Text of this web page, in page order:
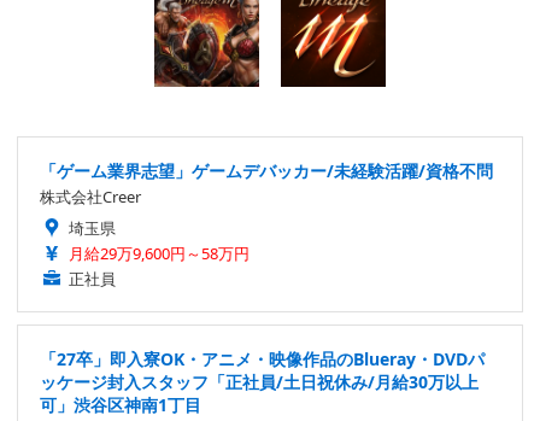
「ゲーム業界志望」ゲームデバッカー/未経験活躍/資格不問
株式会社Creer
埼玉県
月給29万9,600円～58万円
正社員
「27卒」即入寮OK・アニメ・映像作品のBlueray・DVDパ
ッケージ封入スタッフ「正社員/土日祝休み/月給30万以上
可」渋谷区神南1丁目